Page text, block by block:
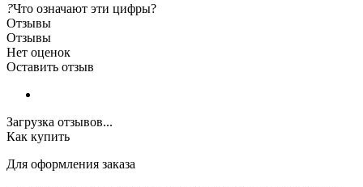
?Что означают эти цифры?
Отзывы
Отзывы
Нет оценок
Оставить отзыв
Загрузка отзывов...
Как купить
Для оформления заказа